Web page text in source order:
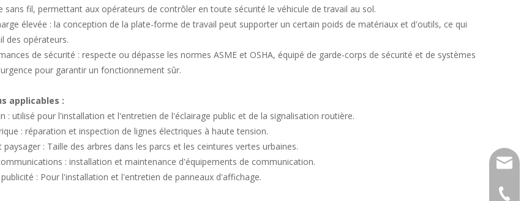
+86-
sans fil, permettant aux opérateurs de contrôler en toute sécurité le véhicule de travail au sol.
élevée : la conception de la plate-forme de travail peut supporter un certain poids de matériaux et d'outils, ce qui
des opérateurs.
de sécurité : respecte ou dépasse les normes ASME et OSHA, équipé de garde-corps de sécurité et de systèmes
pour garantir un fonctionnement sûr.
applicables :
: utilisé pour l'installation et l'entretien de l'éclairage public et de la signalisation routière.
: réparation et inspection de lignes électriques à haute tension.
: Taille des arbres dans les parcs et les ceintures vertes urbaines.
: installation et maintenance d'équipements de communication.
: Pour l'installation et l'entretien de panneaux d'affichage.